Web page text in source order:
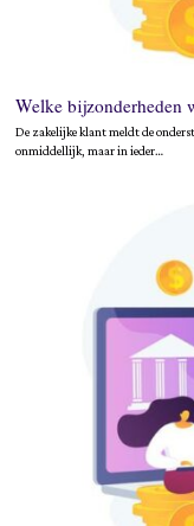
Welke bijzonderheden
De zakelijke klant meldt de
onmiddellijk, maar in ieder…